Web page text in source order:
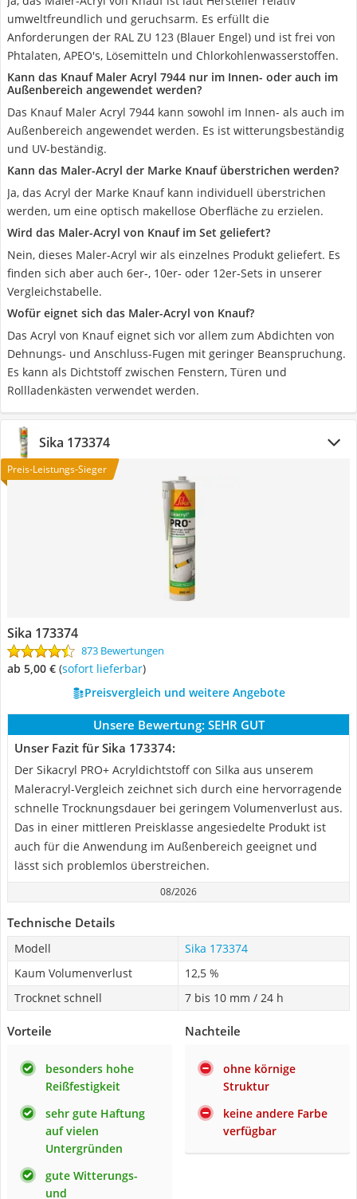
umweltfreundlich und geruchsarm. Es erfüllt die
Anforderungen der RAL ZU 123 (Blauer Engel) und ist frei von
Phtalaten, APEO's, Lösemitteln und Chlorkohlenwasserstoffen.
Kann das Knauf Maler Acryl 7944 nur im Innen- oder auch im
Außenbereich angewendet werden?
Das Knauf Maler Acryl 7944 kann sowohl im Innen- als auch im
Außenbereich angewendet werden. Es ist witterungsbeständig
und UV-beständig.
Kann das Maler-Acryl der Marke Knauf überstrichen werden?
Ja, das Acryl der Marke Knauf kann individuell überstrichen
werden, um eine optisch makellose Oberfläche zu erzielen.
Wird das Maler-Acryl von Knauf im Set geliefert?
Nein, dieses Maler-Acryl wir als einzelnes Produkt geliefert. Es
finden sich aber auch 6er-, 10er- oder 12er-Sets in unserer
Vergleichstabelle.
Wofür eignet sich das Maler-Acryl von Knauf?
Das Acryl von Knauf eignet sich vor allem zum Abdichten von
Dehnungs- und Anschluss-Fugen mit geringer Beanspruchung.
Es kann als Dichtstoff zwischen Fenstern, Türen und
Rollladenkästen verwendet werden.
Sika 173374
Preis-Leistungs-Sieger
Sika 173374
873 Bewertungen
ab 5,00 € ( Sofort lieferbar)
Preisvergleich und weitere Angebote
Unsere Bewertung: SEHR GUT
Unser Fazit für Sika 173374:
Der Sikacryl PRO+ Acryldichtstoff con Silka aus unserem
Maleracryl-Vergleich zeichnet sich durch eine hervorragende
schnelle Trocknungsdauer bei geringem Volumenverlust aus.
Das in einer mittleren Preisklasse angesiedelte Produkt ist
auch für die Anwendung im Außenbereich geeignet und
lässt sich problemlos überstreichen.
08/2026
Technische Details
Modell
Sika 173374
Kaum Volumenverlust
12,5 %
Trocknet schnell
7 bis 10 mm / 24 h
Vorteile
besonders hohe
Reißfestigkeit
sehr gute Haftung
auf vielen
Untergründen
gute Witterungs-
und
Nachteile
ohne körnige
Struktur
keine andere Farbe
verfügbar